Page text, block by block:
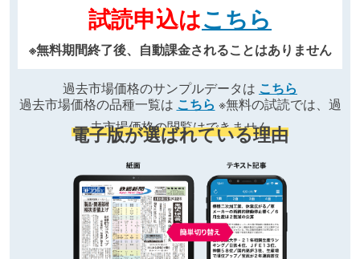
試読申込はこちら
※無料期間終了後、自動課金されることはありません
過去市場価格のサンプルデータは こちら
過去市場価格の品種一覧は こちら ※無料の試読では、過
去市場価格の閲覧はできません
電子版が選ばれている理由